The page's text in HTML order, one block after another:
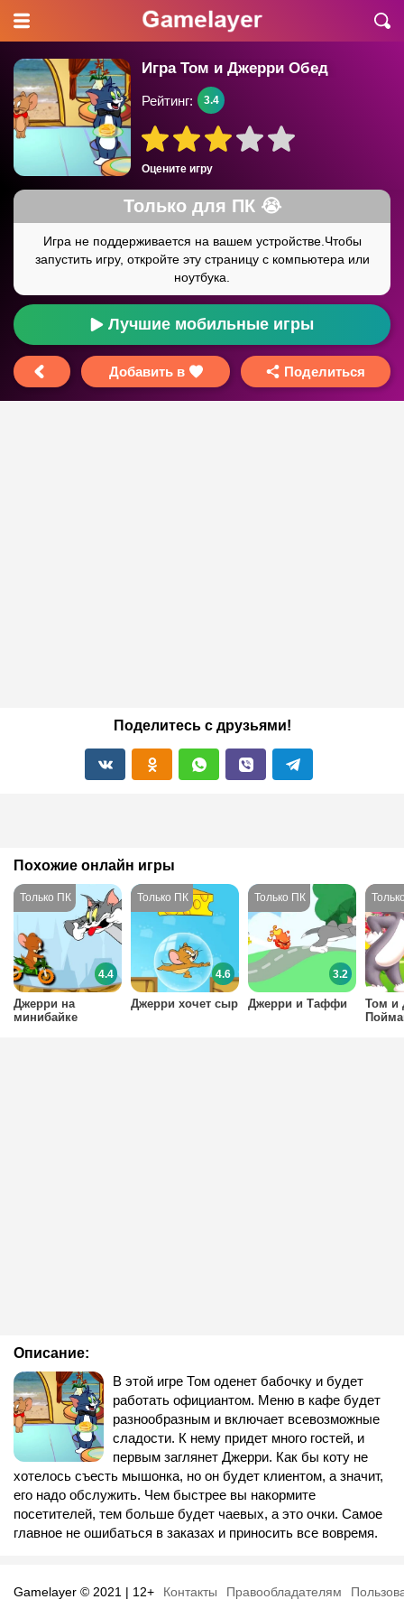
Игра Том и Джерри Обед
Оцените игру
Рейтинг: 3.4
Лучшие мобильные игры
Добавить в Поделиться
Поделитесь с друзьями!
Описание:
В этой игре Том оденет бабочку и будет
работать официантом. Меню в кафе будет
разнообразным и включает всевозможные
сладости. К нему придет много гостей, и
первым заглянет Джерри. Как бы коту не
хотелось съесть мышонка, но он будет клиентом, а значит,
его надо обслужить. Чем быстрее вы накормите
посетителей, тем больше будет чаевых, а это очки. Самое
главное не ошибаться в заказах и приносить все вовремя.
Похожие онлайн игры
Джерри на
минибайке
4.4
Джерри хочет сыр
4.6
Джерри и Таффи
3.2
Том и
Gamelayer © 2021 | 12+ Контакты Правообладателям